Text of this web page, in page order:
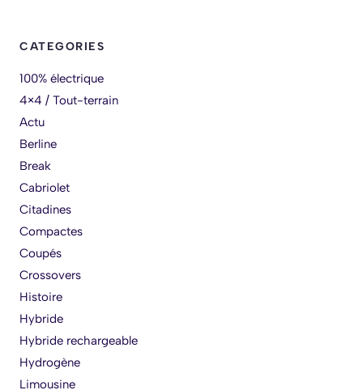
CATEGORIES
100% électrique
4×4 / Tout-terrain
Actu
Berline
Break
Cabriolet
Citadines
Compactes
Coupés
Crossovers
Histoire
Hybride
Hybride rechargeable
Hydrogène
Limousine